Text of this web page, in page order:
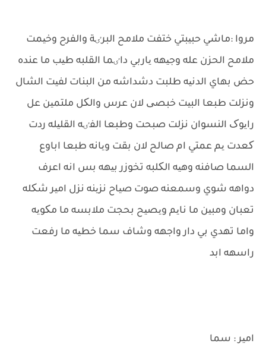
مروا :ماشي حبیبتي ختفت ملامح البرٸة والفرح وخیمت
ملامح الحزن عله وجیهه یاربي داٸما القلبه طیب ما عنده
حض بهاي الدنیه طلبت دشداشه من البنات لفیت الشال
ونزلت طبعا البیت خبصی لان عرس والکل ملتمین عل
رایوک النسوان نزلت صبحت وطبعا الفٸه القلیله ردت
کعدت یم عمتي ام صالح لان بقت ویانه طبعا اباوع
السما صافنه وهیه الکلبه تخوزر بیهه بس انه اعرف
دواهه شوي وسمعنه صوت صیاح نزینه نزل امیر شکله
تعبان ومبین ما نایم ویصیح بحجت ملابسه ما مکویه
واما تهدي بي دار واجهه وشاف سما خطیه ما رفعت
راسهه ابد
امیر : سما